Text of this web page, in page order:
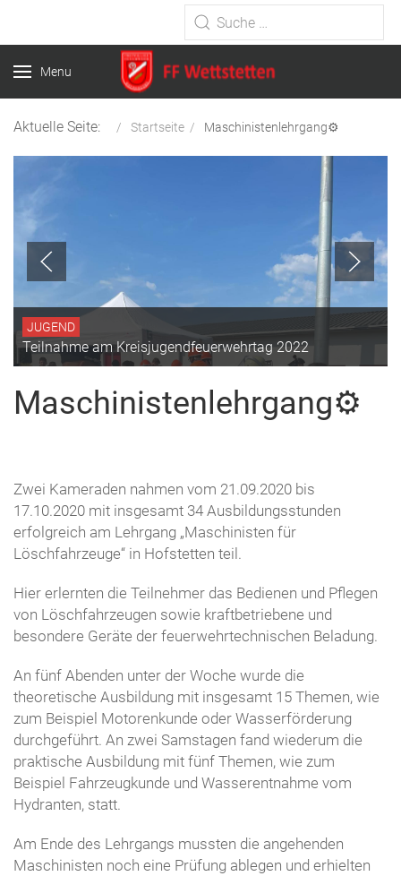
Type 2 or more characters for
results.
Menu
Aktuelle Seite: Startseite Maschinistenlehrgang⚙️
JUGEND
Teilnahme am Kreisjugendfeuerwehrtag 2022
Maschinistenlehrgang⚙️
Zwei Kameraden nahmen vom 21.09.2020 bis
17.10.2020 mit insgesamt 34 Ausbildungsstunden
erfolgreich am Lehrgang „Maschinisten für
Löschfahrzeuge“ in Hofstetten teil.
Hier erlernten die Teilnehmer das Bedienen und Pflegen
von Löschfahrzeugen sowie kraftbetriebene und
besondere Geräte der feuerwehrtechnischen Beladung.
An fünf Abenden unter der Woche wurde die
theoretische Ausbildung mit insgesamt 15 Themen, wie
zum Beispiel Motorenkunde oder Wasserförderung
durchgeführt. An zwei Samstagen fand wiederum die
praktische Ausbildung mit fünf Themen, wie zum
Beispiel Fahrzeugkunde und Wasserentnahme vom
Hydranten, statt.
Am Ende des Lehrgangs mussten die angehenden
Maschinisten noch eine Prüfung ablegen und erhielten